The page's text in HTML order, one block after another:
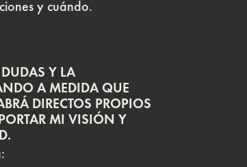
y cuándo.
Y LA
A MEDIDA QUE
DIRECTOS PROPIOS
MI VISIÓN Y